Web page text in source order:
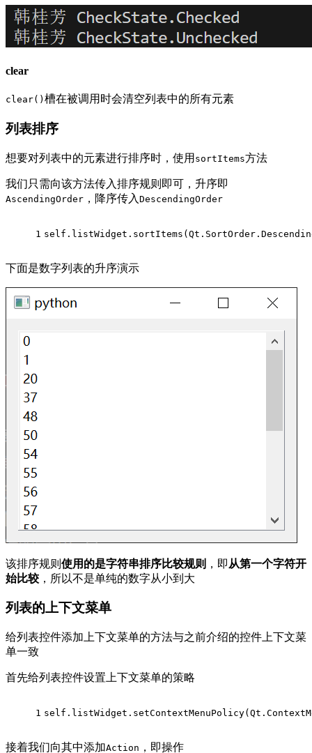
clear
clear() 槽在被调用时会清空列表中的所有元素
列表排序
想要对列表中的元素进行排序时，使用 sortItems方法
我们只需向该方法传入排序规则即可，升序即
AscendingOrder ，降序传入 DescendingOrder
1
下面是数字列表的升序演示
该排序规则 使用的是字符串排序比较规则 ，即 从第一个字符开
始比较 ，所以不是单纯的数字从小到大
列表的上下文菜单
给列表控件添加上下文菜单的方法与之前介绍的控件上下文菜
单一致
首先给列表控件设置上下文菜单的策略
1
接着我们向其中添加Action ，即操作